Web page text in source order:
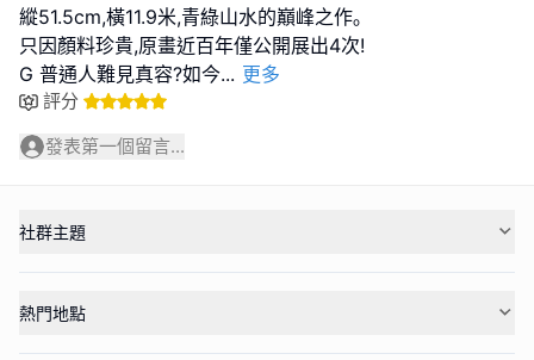
縱51.5cm,橫11.9米,青綠山水的巔峰之作｡
只因顏料珍貴,原畫近百年僅公開展出4次!
G 普通人難見真容?如今... 更多
評分
發表第一個留言...
社群主題
熱門地點